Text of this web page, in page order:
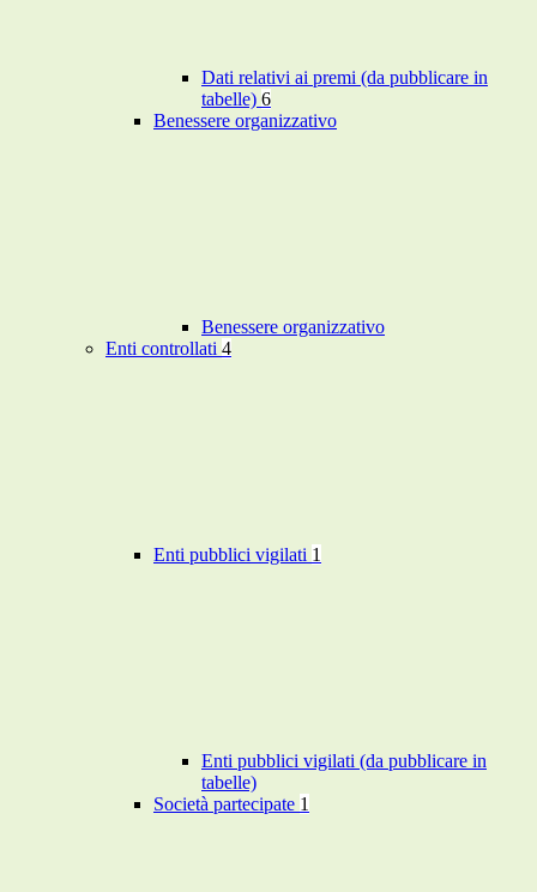
Dati relativi ai premi (da pubblicare in
tabelle) 6
Benessere organizzativo
Benessere organizzativo
Enti controllati 4
Enti pubblici vigilati 1
Enti pubblici vigilati (da pubblicare in
tabelle)
Società partecipate 1